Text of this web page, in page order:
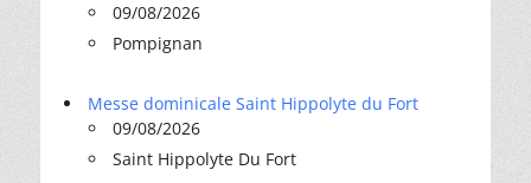
09/08/2026
Pompignan
Messe dominicale Saint Hippolyte du Fort
09/08/2026
Saint Hippolyte Du Fort